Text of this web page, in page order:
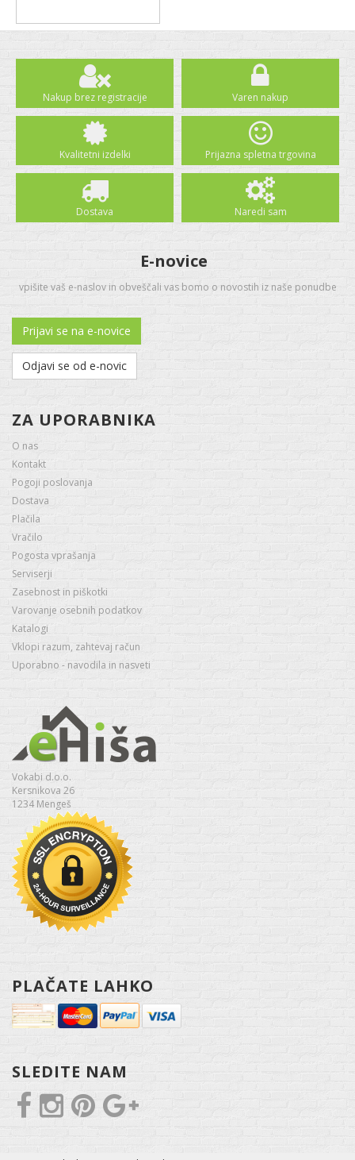
Nakup brez registracije Varen nakup
Kvalitetni izdelki Prijazna spletna trgovina
Dostava Naredi sam
E-novice
vpišite vaš e-naslov in obveščali vas bomo o novostih iz naše ponudbe
Prijavi se na e-novice
Odjavi se od e-novic
ZA UPORABNIKA
O nas
Kontakt
Pogoji poslovanja
Dostava
Plačila
Vračilo
Pogosta vprašanja
Serviserji
Zasebnost in piškotki
Varovanje osebnih podatkov
Katalogi
Vklopi razum, zahtevaj račun
Uporabno - navodila in nasveti
Vokabi d.o.o.
Kersnikova 26
1234 Mengeš
PLAČATE LAHKO
SLEDITE NAM